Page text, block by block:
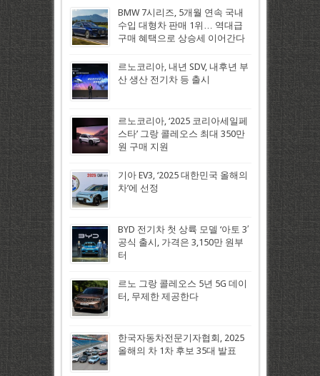
BMW 7시리즈, 5개월 연속 국내
수입 대형차 판매 1위… 역대급
구매 혜택으로 상승세 이어간다
르노코리아, 내년 SDV, 내후년 부
산 생산 전기차 등 출시
르노코리아, ‘2025 코리아세일페
스타’ 그랑 콜레오스 최대 350만
원 구매 지원
기아 EV3, ‘2025 대한민국 올해의
차’에 선정
BYD 전기차 첫 상륙 모델 ‘아토 3′
공식 출시, 가격은 3,150만 원부
터
르노 그랑 콜레오스 5년 5G 데이
터, 무제한 제공한다
한국자동차전문기자협회, 2025
올해의 차 1차 후보 35대 발표